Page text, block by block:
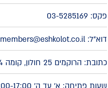
פקס: 03-5285169
דוא"ל: members@eshkolot.co.il
כתובת: הרוקמים 25 חולון, קומה 4